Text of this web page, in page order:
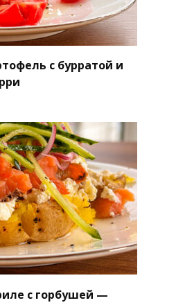
с бурратой и
с горбушей —